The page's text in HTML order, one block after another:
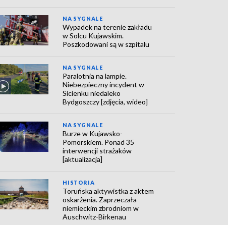
NA SYGNALE
Wypadek na terenie zakładu
w Solcu Kujawskim.
Poszkodowani są w szpitalu
NA SYGNALE
Paralotnia na lampie.
Niebezpieczny incydent w
Sicienku niedaleko
Bydgoszczy [zdjęcia, wideo]
NA SYGNALE
Burze w Kujawsko-
Pomorskiem. Ponad 35
interwencji strażaków
[aktualizacja]
HISTORIA
Toruńska aktywistka z aktem
oskarżenia. Zaprzeczała
niemieckim zbrodniom w
Auschwitz-Birkenau